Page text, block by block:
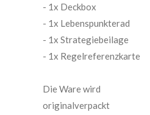
- 1x Deckbox
- 1x Lebenspunkterad
- 1x Strategiebeilage
- 1x Regelreferenzkarte
Die Ware wird
originalverpackt